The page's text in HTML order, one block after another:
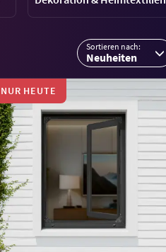
Sortieren nach:
Neuheiten
NUR HEUTE